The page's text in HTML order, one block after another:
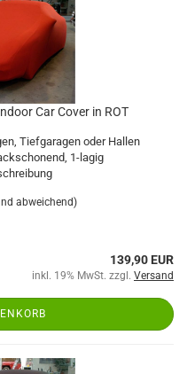
Car Cover in ROT
Tiefgaragen oder Hallen
1-lagig
abweichend)
139,90 EUR
inkl. 19% MwSt. zzgl. Versand